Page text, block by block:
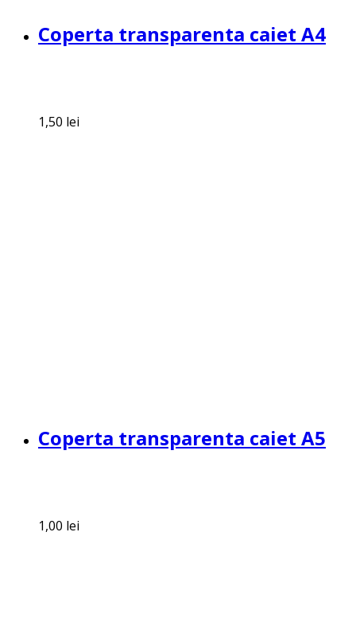
Coperta transparenta caiet A4
1,50 lei
Coperta transparenta caiet A5
1,00 lei